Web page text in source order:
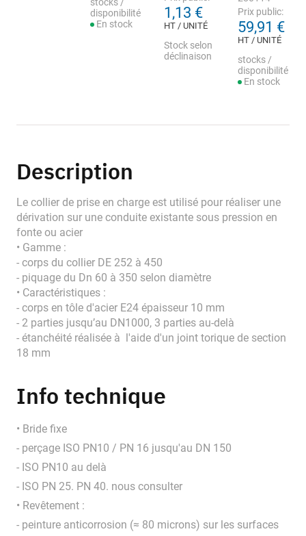
disponibilité
En stock
1,13 €
HT / UNITÉ
Stock selon
déclinaison
Prix public:
59,91 €
HT / UNITÉ
stocks /
disponibilité
En stock
Description
Le collier de prise en charge est utilisé pour réaliser une
dérivation sur une conduite existante sous pression en
fonte ou acier
• Gamme :
- corps du collier DE 252 à 450
- piquage du Dn 60 à 350 selon diamètre
• Caractéristiques :
- corps en tôle d'acier E24 épaisseur 10 mm
- 2 parties jusqu’au DN1000, 3 parties au-delà
- étanchéité réalisée à l'aide d'un joint torique de section
18 mm
Info technique
• Bride fixe
- perçage ISO PN10 / PN 16 jusqu'au DN 150
- ISO PN10 au delà
- ISO PN 25. PN 40. nous consulter
• Revêtement :
- peinture anticorrosion (≈ 80 microns) sur les surfaces